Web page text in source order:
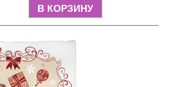
В КОРЗИНУ